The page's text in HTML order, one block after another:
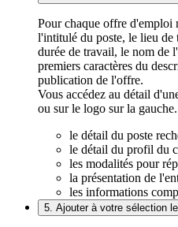
Pour chaque offre d'emploi
l'intitulé du poste, le lieu de
durée de travail, le nom de
premiers caractères du
publication de l'offre.
Vous accédez au détail
ou sur le logo sur la
le détail du poste
le détail du profil du
les modalités pour
la présentation de
les informations
5. Ajouter à votre sélection